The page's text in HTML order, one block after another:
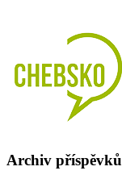
Archiv příspěvků